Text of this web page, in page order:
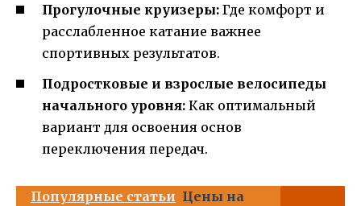
Прогулочные круизеры: Где комфорт и
расслабленное катание важнее
спортивных результатов.
Подростковые и взрослые велосипеды
начального уровня: Как оптимальный
вариант для освоения основ
переключения передач.
Популярные статьи Цены на